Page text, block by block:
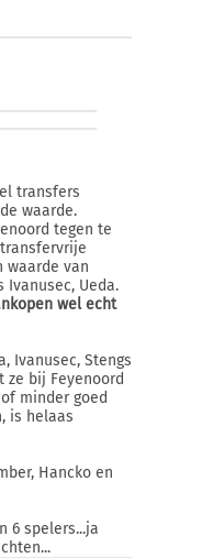
transfers
waarde.
tegen te
waarde van
Ueda.
wel echt
Ivanusec, Stengs
ze bij Feyenoord
minder goed
is helaas
Hancko en
6 spelers...ja